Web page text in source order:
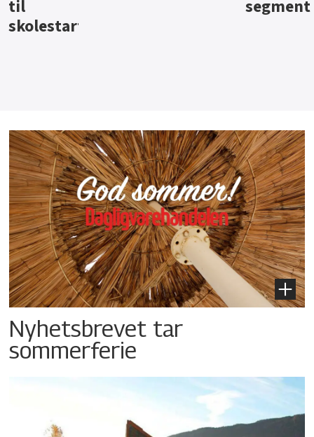
Nyhetsbrevet tar
sommerferie